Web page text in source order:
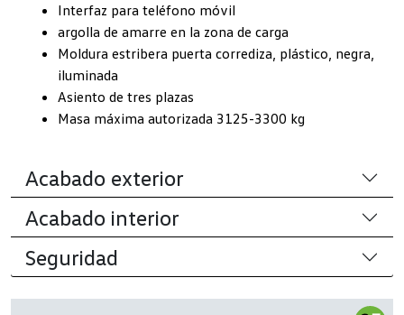
Interfaz para teléfono móvil
argolla de amarre en la zona de carga
Moldura estribera puerta corrediza, plástico, negra,
iluminada
Asiento de tres plazas
Masa máxima autorizada 3125-3300 kg
Acabado exterior
Acabado interior
Seguridad